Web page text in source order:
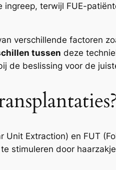
terwijl FUE-
verschillende factoren
tussen deze
de beslissing voor de
Unit Extraction) en FUT
stimuleren door